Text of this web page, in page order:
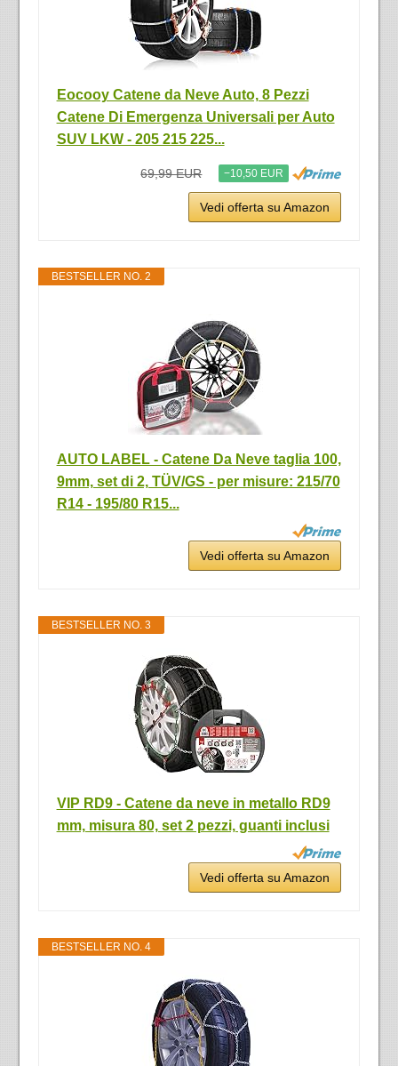
Eocooy Catene da Neve Auto, 8 Pezzi
Catene Di Emergenza Universali per Auto
SUV LKW - 205 215 225...
69,99 EUR −10,50 EUR
Vedi offerta su Amazon
BESTSELLER NO. 2
AUTO LABEL - Catene Da Neve taglia 100,
9mm, set di 2, TÜV/GS - per misure: 215/70
R14 - 195/80 R15...
Vedi offerta su Amazon
BESTSELLER NO. 3
VIP RD9 - Catene da neve in metallo RD9
mm, misura 80, set 2 pezzi, guanti inclusi
Vedi offerta su Amazon
BESTSELLER NO. 4